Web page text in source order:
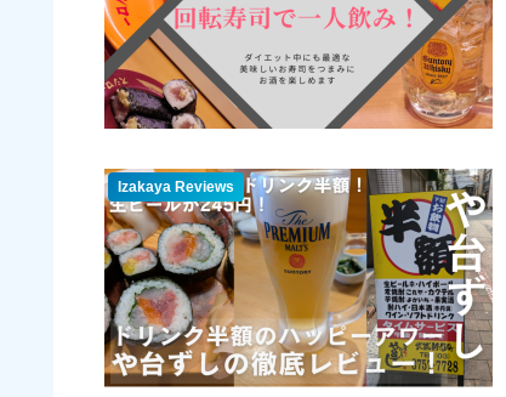
Izakaya Reviews